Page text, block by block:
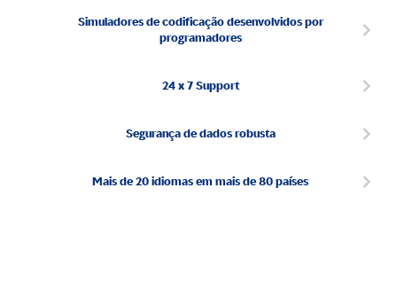
Simuladores de codificação desenvolvidos por
programadores
24 x 7 Support
Segurança de dados robusta
Mais de 20 idiomas em mais de 80 países